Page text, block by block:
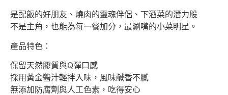
是配飯的好朋友、燒肉的靈魂伴侶、下酒菜的潛力股
不是主角，也能為每一餐加分，最涮嘴的小菜明星。
產品特色：
保留天然膠質與Q彈口感
採用黃金醬汁輕拌入味，風味鹹香不膩
無添加防腐劑與人工色素，吃得安心